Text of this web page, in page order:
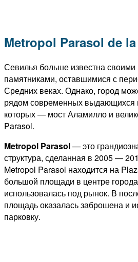
Metropol Parasol de
Севилья больше известна своими
памятниками, оставшимися с
Средних веках. Однако, город
рядом современных выдающихся
которых — мост Аламилло и
Parasol.
Metropol Parasol— это
структура, сделанная в 2005 —
Metropol Parasol находится на
большой площади в центре
использовалась под рынок. В
площадь оказалась заброшена и
парковку.